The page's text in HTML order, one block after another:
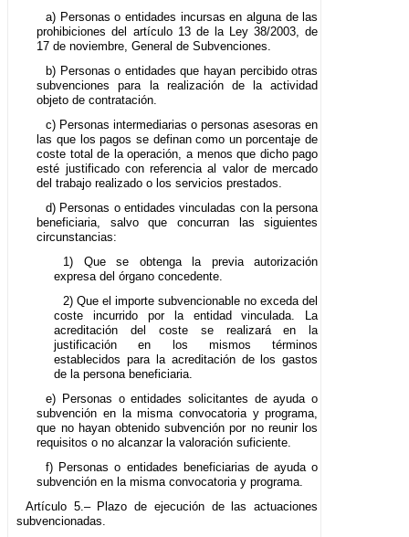
a) Personas o entidades incursas en alguna de las
prohibiciones del artículo 13 de la Ley 38/2003, de
17 de noviembre, General de Subvenciones.
b) Personas o entidades que hayan percibido otras
subvenciones para la realización de la actividad
objeto de contratación.
c) Personas intermediarias o personas asesoras en
las que los pagos se definan como un porcentaje de
coste total de la operación, a menos que dicho pago
esté justificado con referencia al valor de mercado
del trabajo realizado o los servicios prestados.
d) Personas o entidades vinculadas con la persona
beneficiaria, salvo que concurran las siguientes
circunstancias:
1) Que se obtenga la previa autorización
expresa del órgano concedente.
2) Que el importe subvencionable no exceda del
coste incurrido por la entidad vinculada. La
acreditación del coste se realizará en la
justificación en los mismos términos
establecidos para la acreditación de los gastos
de la persona beneficiaria.
e) Personas o entidades solicitantes de ayuda o
subvención en la misma convocatoria y programa,
que no hayan obtenido subvención por no reunir los
requisitos o no alcanzar la valoración suficiente.
f) Personas o entidades beneficiarias de ayuda o
subvención en la misma convocatoria y programa.
Artículo 5.– Plazo de ejecución de las actuaciones
subvencionadas.